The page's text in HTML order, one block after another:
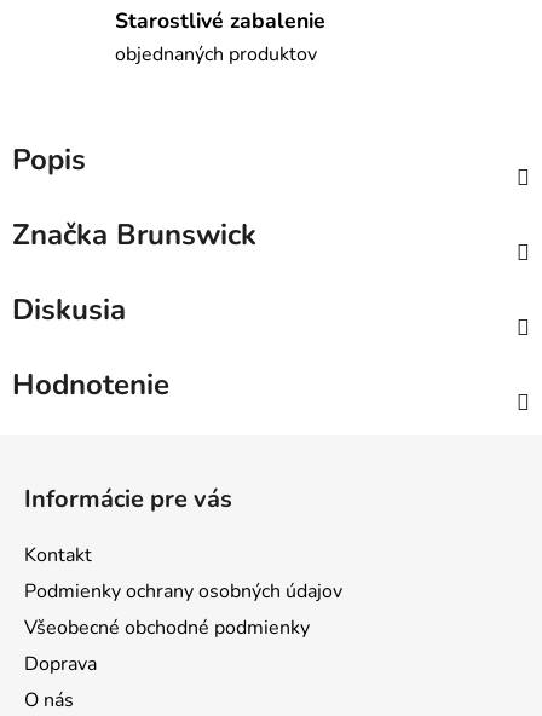
Starostlivé zabalenie
objednaných produktov
Popis
Značka Brunswick
Diskusia
Hodnotenie
Informácie pre vás
Kontakt
Podmienky ochrany osobných údajov
Všeobecné obchodné podmienky
Doprava
O nás